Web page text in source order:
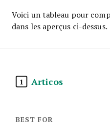
Voici un tableau pour
dans les aperçus ci-dessus.
1 Articos